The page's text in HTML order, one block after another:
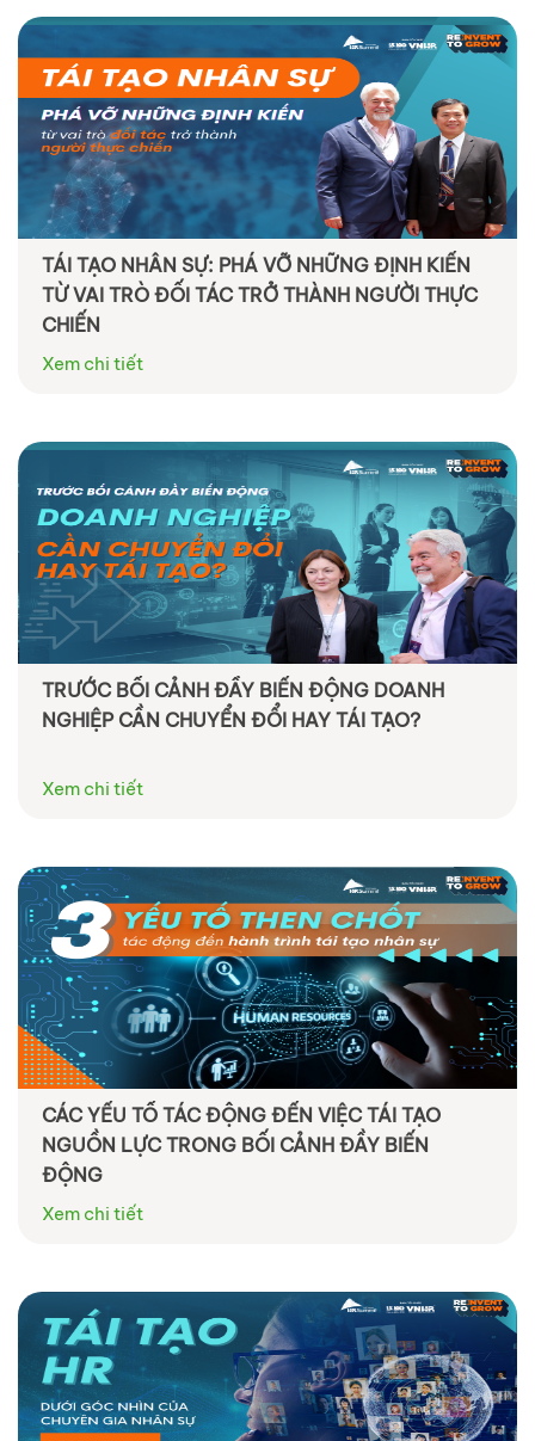
TÁI TẠO NHÂN SỰ: PHÁ VỠ NHỮNG ĐỊNH KIẾN
TỪ VAI TRÒ ĐỐI TÁC TRỞ THÀNH NGƯỜI THỰC
CHIẾN
Xem chi tiết
TRƯỚC BỐI CẢNH ĐẦY BIẾN ĐỘNG DOANH
NGHIỆP CẦN CHUYỂN ĐỔI HAY TÁI TẠO?
Xem chi tiết
CÁC YẾU TỐ TÁC ĐỘNG ĐẾN VIỆC TÁI TẠO
NGUỒN LỰC TRONG BỐI CẢNH ĐẦY BIẾN
ĐỘNG
Xem chi tiết